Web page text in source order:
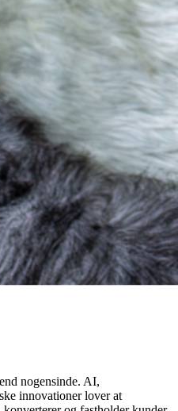
nogensinde. AI,
innovationer lover at